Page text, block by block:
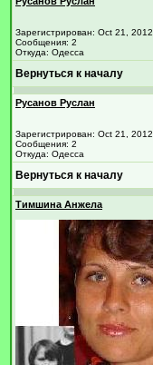
Зарегистрирован: Oct 21, 2012
Сообщения: 2
Откуда: Одесса
Вернуться к началу
Русанов Руслан
Зарегистрирован: Oct 21, 2012
Сообщения: 2
Откуда: Одесса
Вернуться к началу
Тимшина Анжела